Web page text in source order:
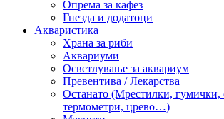
Опрема за кафез
Гнезда и додатоци
Акваристика
Храна за риби
Аквариуми
Осветлување за аквариум
Превентива / Лекарства
Останато (Мрестилки, гумички,
термометри, црево…)